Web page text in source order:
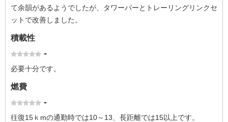
て余韻があるようでしたが、タワーバーとトレーリングリンクセ
ットで改善しました。
積載性
-
必要十分です。
燃費
-
往復15ｋmの通勤時では10～13、長距離では15以上です。